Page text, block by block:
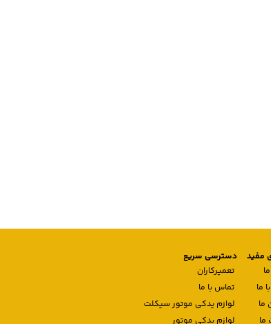
مفید
ما
ما
ما
دسترسی سریع
تعمیرکاران
تماس با ما
لوازم یدکی موتور سیکلت
لوازم یدکی موتور